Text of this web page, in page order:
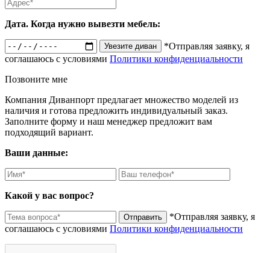
Дата. Когда нужно вывезти мебель:
Увезите диван
*Отправляя заявку, я
соглашаюсь с условиями Политики конфиденциальности
Позвоните мне
Компания Диванпорт предлагает множество моделей из
наличия и готова предложить индивидуальный заказ.
Заполните форму и наш менеджер предложит вам
подходящий вариант.
Ваши данные:
Какой у вас вопрос?
Отправить
*Отправляя заявку, я
соглашаюсь с условиями Политики конфиденциальности